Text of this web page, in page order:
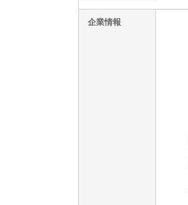
企業情報